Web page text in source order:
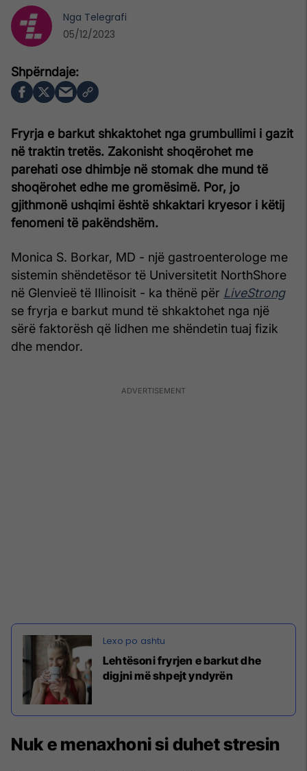
Fryrja e barkut shkaktohet nga grumbullimi i gazit
në traktin tretës. Zakonisht shoqërohet me
parehati ose dhimbje në stomak dhe mund të
shoqërohet edhe me gromësimë. Por, jo
gjithmonë ushqimi është shkaktari kryesor i këtij
fenomeni të pakëndshëm.
Monica S. Borkar, MD - një gastroenterologe me
sistemin shëndetësor të Universitetit NorthShore
në Glenvieë të Illinoisit - ka thënë për LiveStrong
se fryrja e barkut mund të shkaktohet nga një
sërë faktorësh që lidhen me shëndetin tuaj fizik
dhe mendor.
Lehtësoni fryrjen e barkut dhe
digjni më shpejt yndyrën
Nuk e menaxhoni si duhet stresin
Nga Telegrafi
05/12/2023